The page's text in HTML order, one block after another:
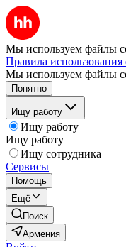
Мы используем файлы
Правила
Мы используем файлы
Понятно
Ищу работу
Ищу работу
Ищу работу
Ищу сотрудника
Сервисы
Помощь
Ещё
Поиск
Армения